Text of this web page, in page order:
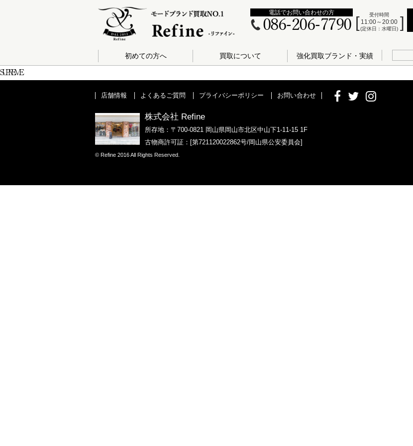
受付時間
11:00～20:00
(定休日：水曜日)
電話でお問い合わせの方
086-206-7790
初めての方へ 買取について 強化買取ブランド・実績
SUPREME
店舗情報 よくあるご質問 プライバシーポリシー お問い合わせ
株式会社 Refine
所存地：〒700-0821 岡山県岡山市北区中山下1-11-15 1F
古物商許可証：[第721120022862号/岡山県公安委員会]
© Refine 2016 All Rights Reserved.